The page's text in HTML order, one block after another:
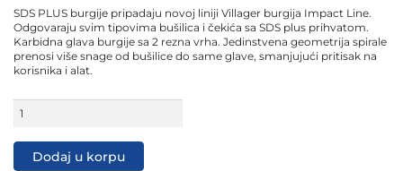
SDS PLUS burgije pripadaju novoj liniji Villager burgija Impact Line.
Odgovaraju svim tipovima bušilica i čekića sa SDS plus prihvatom.
Karbidna glava burgije sa 2 rezna vrha. Jedinstvena geometrija spirale
prenosi više snage od bušilice do same glave, smanjujući pritisak na
korisnika i alat.
SDS
Villager
IMPACT
Dodaj u korpu